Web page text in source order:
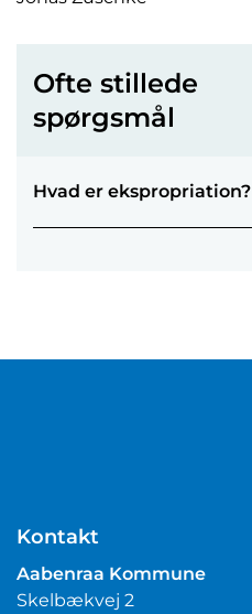
Ofte stillede
spørgsmål
Hvad er ekspropriation?
Kontakt
Aabenraa Kommune
Skelbækvej 2